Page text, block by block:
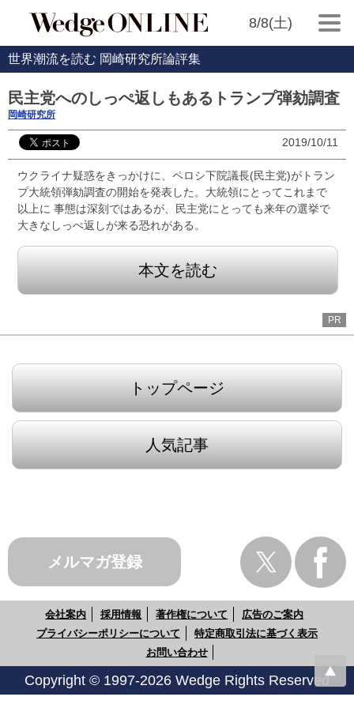
8/8(土)
世界潮流を読む 岡崎研究所論評集
民主党へのしっぺ返しもあるトランプ弾劾調査
岡崎研究所
2019/10/11
ウクライナ疑惑をきっかけに、ペロシ下院議長(民主党)がトラン
プ大統領弾劾調査の開始を発表した。大統領にとってこれまで
以上に 事態は深刻ではあるが、民主党にとっても来年の選挙で
大きなしっぺ返しが来る恐れがある。
本文を読む
PR
トップページ
人気記事
メルマガ登録
会社案内 採用情報 著作権について
広告のご案内
プライバシーポリシーについて
特定商取引法に基づく表示
お問い合わせ
Copyright © 1997-2026 Wedge Rights Reserved